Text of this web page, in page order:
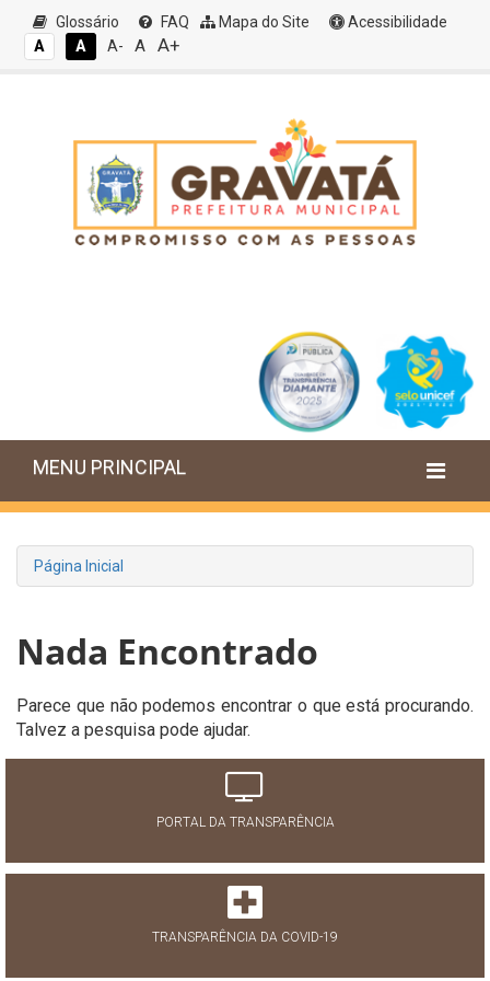
Glossário FAQ Mapa do Site
Acessibilidade
A
A A- A A+
MENU PRINCIPAL
Página Inicial
Nada Encontrado
Parece que não podemos encontrar o que está procurando.
Talvez a pesquisa pode ajudar.
PORTAL DA TRANSPARÊNCIA
TRANSPARÊNCIA DA COVID-19